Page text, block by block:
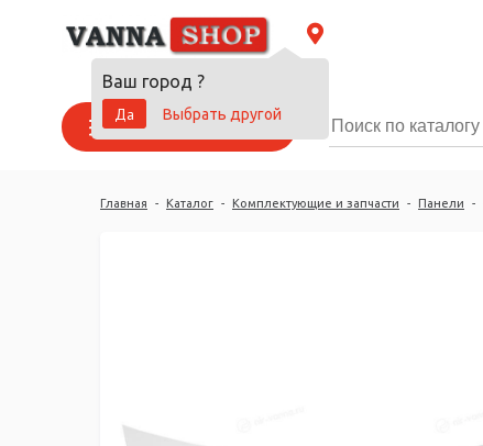
Ваш город ?
Да
Выбрать другой
Каталог товаров
Главная - Каталог - Комплектующие и запчасти - Панели -